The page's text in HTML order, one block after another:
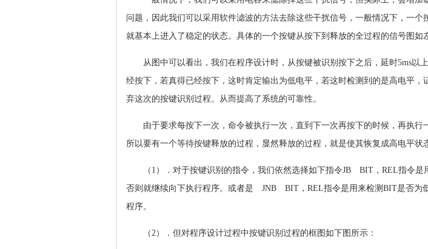
问题，因此我们可以采用软件滤波的方法去除这些干扰信号，一般情况下，一
就基本上进入了稳定的状态。具体的一个按键从按下到释放的全过程的信号图如
从图中可以看出，我们在程序设计时，从按键被识别按下之后，延时5ms
经按下，若真得已经按下，这时肯定输出为低电平，若这时检测到的是高电平
弃这次的按键识别过程。从而提高了系统的可靠性。
由于要求每按下一次，命令被执行一次，直到下一次再按下的时候，再执
所以要有一个等待按键释放的过程，显然释放的过程，就是使其恢复成高电平状
（1）．对于按键识别的指令，我们依然选择如下指令JB BIT，REL指令
否则就继续向下执行程序。或者是 JNB BIT，REL指令是用来检测BIT是否为
程序。
（2）．但对程序设计过程中按键识别过程的框图如下图所示：